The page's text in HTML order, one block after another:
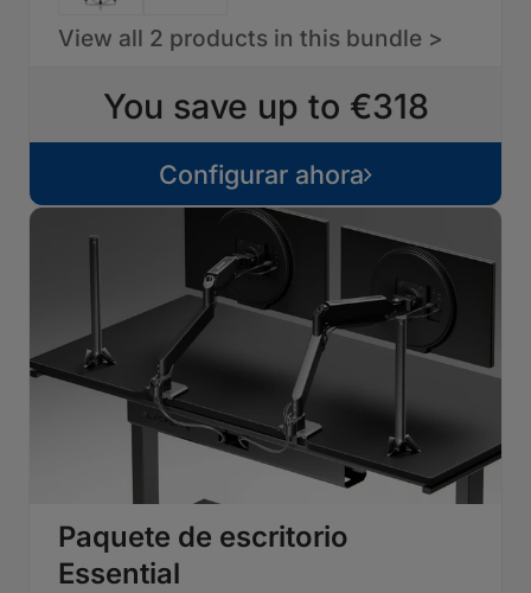
View all 2 products in this bundle >
You save up to €318
Configurar ahora
Paquete de escritorio
Essential